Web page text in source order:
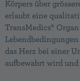
Körpers über
erlaubt eine
TransMedics®
das Herz bei einer
aufbewahrt wird